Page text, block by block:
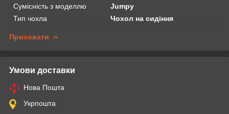
Сумісність з моделлю
Jumpy
Тип чохла
Чохол на сидіння
Приховати
Умови доставки
Нова Пошта
Укрпошта